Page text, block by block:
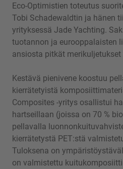
Eco-Optimistien toteutus
Tobi Schadewaldtin ja hänen
yrityksessä Jade Yachting.
tuotannon ja eurooppalaisten
ansiosta pitkät
Kestävä pienivene koostuu
kierrätetyistä
Composites -yritys osallistui
hartseillaan (joissa on 70 %
pellavalla
kierrätetystä PET:stä
Tuloksena on
on valmistettu